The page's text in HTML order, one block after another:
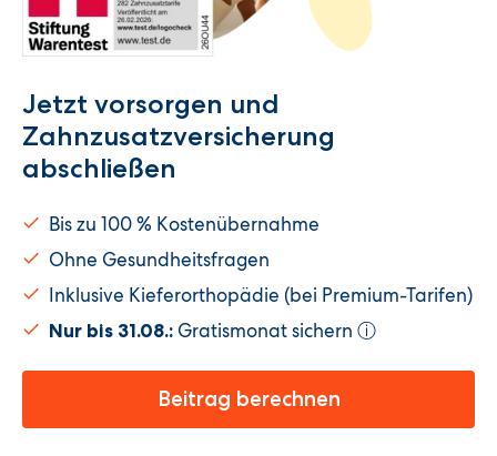
Jetzt vorsorgen und
Zahnzusatzversicherung
abschließen
Bis zu 100 % Kostenübernahme
Ohne Gesundheitsfragen
Inklusive Kieferorthopädie (bei Premium-Tarifen)
Nur bis 31.08.: Gratismonat sichern ⓘ
Beitrag berechnen